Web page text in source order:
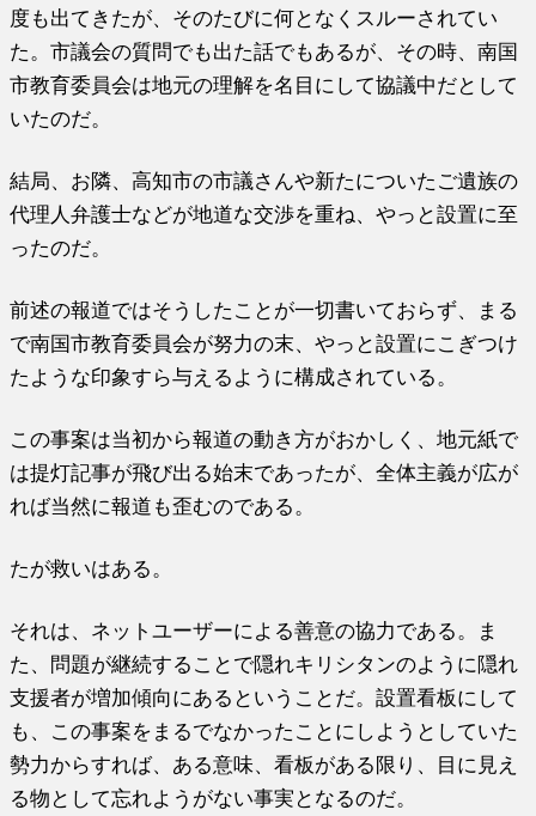
度も出てきたが、そのたびに何となくスルーされてい
た。市議会の質問でも出た話でもあるが、その時、南国
市教育委員会は地元の理解を名目にして協議中だとして
いたのだ。
結局、お隣、高知市の市議さんや新たについたご遺族の
代理人弁護士などが地道な交渉を重ね、やっと設置に至
ったのだ。
前述の報道ではそうしたことが一切書いておらず、まる
で南国市教育委員会が努力の末、やっと設置にこぎつけ
たような印象すら与えるように構成されている。
この事案は当初から報道の動き方がおかしく、地元紙で
は提灯記事が飛び出る始末であったが、全体主義が広が
れば当然に報道も歪むのである。
たが救いはある。
それは、ネットユーザーによる善意の協力である。ま
た、問題が継続することで隠れキリシタンのように隠れ
支援者が増加傾向にあるということだ。設置看板にして
も、この事案をまるでなかったことにしようとしていた
勢力からすれば、ある意味、看板がある限り、目に見え
る物として忘れようがない事実となるのだ。